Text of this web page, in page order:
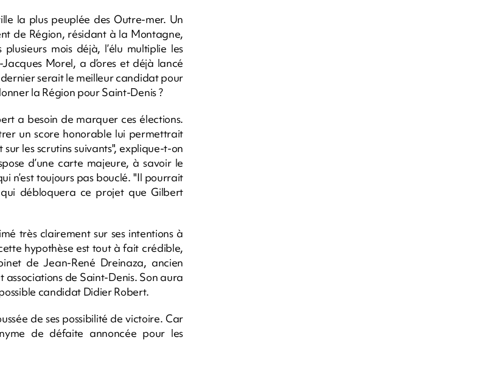
la plus peuplée des Outre-mer. Un
de Région, résidant à la Montagne,
mois déjà, l’élu multiplie les
Morel, a d’ores et déjà lancé
serait le meilleur candidat pour
la Région pour Saint-Denis ?
a besoin de marquer ces élections.
un score honorable lui permettrait
les scrutins suivants", explique-t-on
d’une carte majeure, à savoir le
n’est toujours pas bouclé. "Il pourrait
débloquera ce projet que Gilbert
très clairement sur ses intentions à
hypothèse est tout à fait crédible,
de Jean-René Dreinaza, ancien
de Saint-Denis. Son aura
candidat Didier Robert.
de ses possibilité de victoire. Car
de défaite annoncée pour les